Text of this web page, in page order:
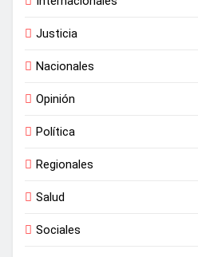
Justicia
Nacionales
Opinión
Política
Regionales
Salud
Sociales